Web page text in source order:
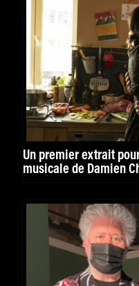
Un premier extrait
musicale de Damien